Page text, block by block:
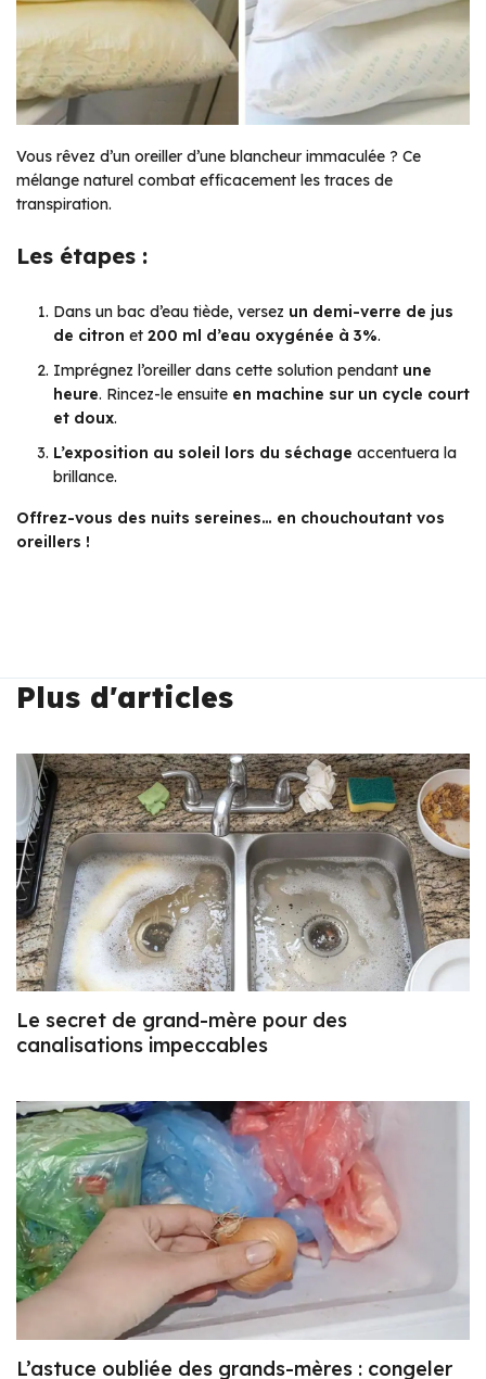
Vous rêvez d’un oreiller d’une blancheur immaculée ? Ce
mélange naturel combat efficacement les traces de
transpiration.
Les étapes :
Dans un bac d’eau tiède, versez un demi-verre de jus
de citron et 200 ml d’eau oxygénée à 3%.
Imprégnez l’oreiller dans cette solution pendant une
heure. Rincez-le ensuite en machine sur un cycle court
et doux.
L’exposition au soleil lors du séchage accentuera la
brillance.
Offrez-vous des nuits sereines… en chouchoutant vos
oreillers !
Plus d'articles
Le secret de grand-mère pour des
canalisations impeccables
L’astuce oubliée des grands-mères : congeler